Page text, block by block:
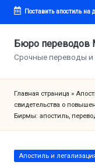
Перейти
содержимому
Поставить апостиль на
Бюро
Срочные переводы и
Главная страница »
свидетельства о
Бирмы: апостиль,
Опубликовано
Апостиль и